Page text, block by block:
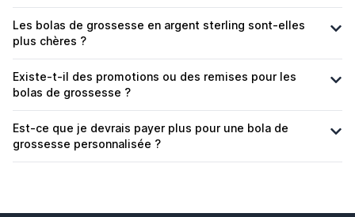
Les bolas de grossesse en argent sterling sont-elles
plus chères ?
Existe-t-il des promotions ou des remises pour les
bolas de grossesse ?
Est-ce que je devrais payer plus pour une bola de
grossesse personnalisée ?